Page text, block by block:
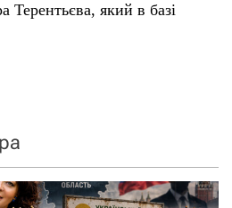
Терентьєва, який в базі